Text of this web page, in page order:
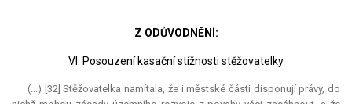
Z ODŮVODNĚNÍ:
VI. Posouzení kasační stížnosti stěžovatelky
(...) [32] Stěžovatelka namítala, že i městské části disponují právy, do